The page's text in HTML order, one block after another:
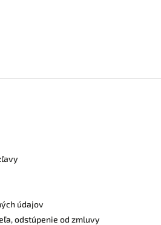
údajov
odstúpenie od zmluvy